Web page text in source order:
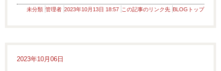
未分類 管理者 2023年10月13日 18:57 この記事のリンク先 BLOGトップ
2023年10月06日